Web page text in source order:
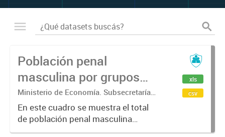
Población penal
masculina por grupos
quinquenales de edad.
Ministerio de Economía. Subsecretaría
de Coordinación Económica y
Estadística. Dirección Provincial de
Estadística.
En este cuadro se muestra el total
de población penal masculina
alojada en la provincia de Buenos
xls
csv